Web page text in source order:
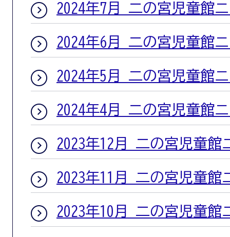
2024年7月 二の宮児童館
2024年6月 二の宮児童館
2024年5月 二の宮児童館
2024年4月 二の宮児童館
2023年12月 二の宮児童館
2023年11月 二の宮児童館
2023年10月 二の宮児童館